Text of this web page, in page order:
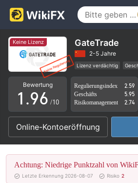
Keine Lizenz GateTrade
2-5 Jahre
Lizenz verdächtig
Hohes potenzielles Risiko
Bewertung
0
1
2
3
4
5
.
5
6
7
8
9
2
3
4
5
6
7
8
9
/10
Regulierungsindex
2.59
Geschäfts
5.95
Risikomanagement
2.74
Online-Kontoeröffnung
Achtung: Niedrige Punktzahl von
Letzte Erkennung 2026-08-07 Risiko 2